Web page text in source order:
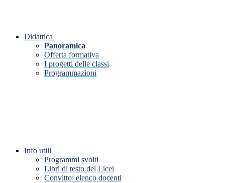
Didattica
Panoramica
Offerta formativa
I progetti delle classi
Programmazioni
Info utili
Programmi svolti
Libri di testo dei Licei
Convitto: elenco docenti